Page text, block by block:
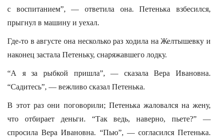
с воспитанием”, — ответила она. Петенька взбесился,
прыгнул в машину и уехал.
Где-то в августе она несколько раз ходила на Желтышевку и
наконец застала Петеньку, снаряжавшего лодку.
“А я за рыбкой пришла”, — сказала Вера Ивановна.
“Садитесь”, — вежливо сказал Петенька.
В этот раз они поговорили; Петенька жаловался на жену,
что отбирает деньги. “Так ведь, наверно, пьете?” —
спросила Вера Ивановна. “Пью”, — согласился Петенька.